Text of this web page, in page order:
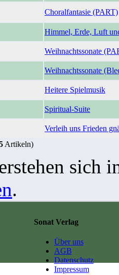
Choralfantasie (PART)
Himmel, Erde, Luft
Weihnachtssonate
Weihnachtssonate
Heitere Spielmusik
Spiritual-Suite
Verleih uns Frieden
Artikeln)
sich
.
Sonat Verlag
Über uns
AGB
Datenschutz
Impressum